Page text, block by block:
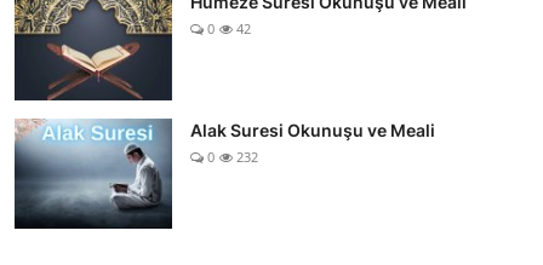
0 42
Alak Suresi Okunuşu ve Meali
0 232